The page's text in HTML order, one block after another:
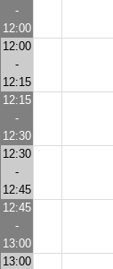
-
12:00
12:00
-
12:15
12:15
-
12:30
12:30
-
12:45
12:45
-
13:00
13:00